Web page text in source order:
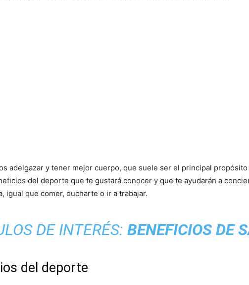
adelgazar y tener mejor cuerpo, que suele ser el principal
del deporte que te gustará conocer y que te ayudarán a
igual que comer, ducharte o ir a trabajar.
DE INTERÉS: BENEFICIOS DE
del deporte